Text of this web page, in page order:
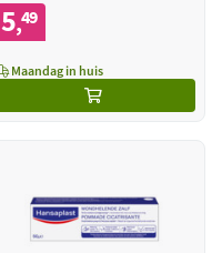
5,49
Maandag in huis